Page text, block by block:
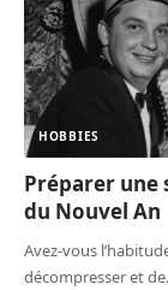
HOBBIES
Préparer une
du Nouvel An
Avez-vous
décompresser et de